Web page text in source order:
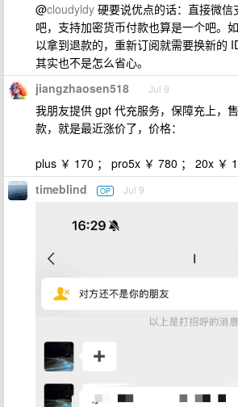
@cloudyldy 硬要说优点的话：直接微
吧，支持加密货币付款也算是一个吧。
以拿到退款的，重新订阅就需要换新的
其实也不是怎么省心。
jiangzhaosen518 Jul 9
我朋友提供 gpt 代充服务，保障充上，
款，就是最近涨价了，价格：
plus ￥ 170 ； pro5x ￥ 780 ； 20x ￥
timeblind OP Jul 9